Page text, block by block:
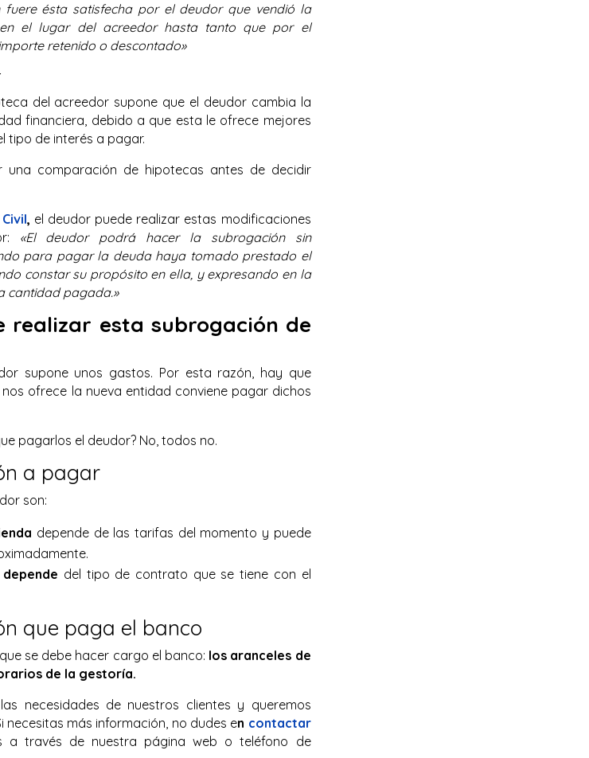
ésta satisfecha por el deudor que vendió la
el lugar del acreedor hasta tanto que por el
retenido o descontado»
del acreedor supone que el deudor cambia la
financiera, debido a que esta le ofrece mejores
tipo de interés a pagar.
una comparación de hipotecas antes de decidir
, el deudor puede realizar estas modificaciones
«El deudor podrá hacer la subrogación sin
para pagar la deuda haya tomado prestado el
constar su propósito en ella, y expresando en la
cantidad pagada.»
realizar esta subrogación de
supone unos gastos. Por esta razón, hay que
ofrece la nueva entidad conviene pagar dichos
pagarlos el deudor? No, todos no.
a pagar
son:
depende de las tarifas del momento y puede
del tipo de contrato que se tiene con el
que paga el banco
se debe hacer cargo el banco: los aranceles de
de la gestoría.
necesidades de nuestros clientes y queremos
más información, no dudes en contactar
a través de nuestra página web o teléfono de